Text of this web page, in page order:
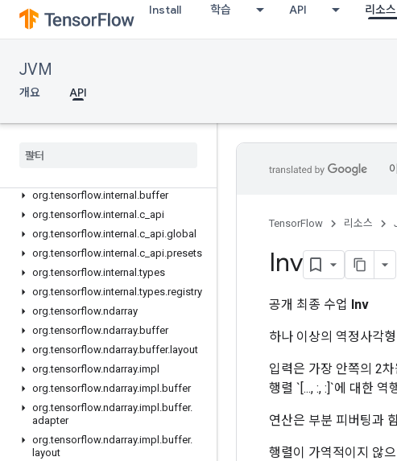
Install 학습 API 리소스
JVM
개요 API
org.tensorflow.framework.initializers
org.tensorflow.framework.losses
org.tensorflow.framework.metrics
org.tensorflow.framework.metrics.exceptions
org.tensorflow.framework.
org
org.tensorflow.internal .buffer
org.tensorflow.internal .c api
org.tensorflow.internal .c api.global
org.tensorflow.internal .c api.presets
org.tensorflow.internal .types
org.tensorflow.internal .types.registry
org.tensorflow.ndarray
org.tensorflow.ndarray.buffer
org.tensorflow.ndarray.buffer. layout
org.tensorflow.ndarray.impl
org.tensorflow.ndarray.impl .buffer
org.tensorflow.ndarray.impl .buffer.
adapter
org.tensorflow.ndarray.impl .buffer.
layout
TensorFlow 리소스
Inv
공개 최종 수업 Inv
하나 이상의 역정사각
입력은 가장 안쪽의 2
행렬 `[..., :, :]`에 대한
연산은 부분 피버팅과
행렬이 가역적이지 않